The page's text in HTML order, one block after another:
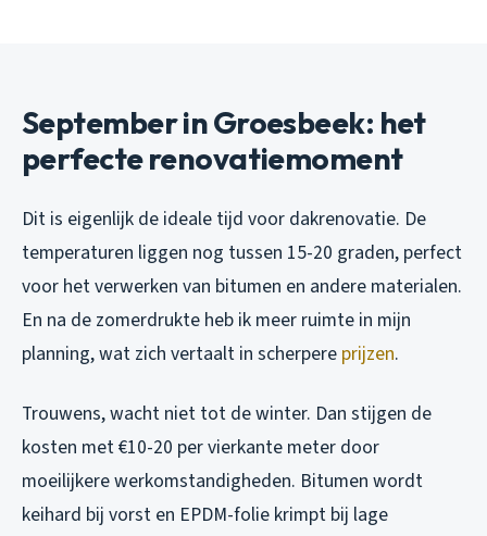
September in Groesbeek: het
perfecte renovatiemoment
Dit is eigenlijk de ideale tijd voor dakrenovatie. De
temperaturen liggen nog tussen 15-20 graden, perfect
voor het verwerken van bitumen en andere materialen.
En na de zomerdrukte heb ik meer ruimte in mijn
planning, wat zich vertaalt in scherpere prijzen.
Trouwens, wacht niet tot de winter. Dan stijgen de
kosten met €10-20 per vierkante meter door
moeilijkere werkomstandigheden. Bitumen wordt
keihard bij vorst en EPDM-folie krimpt bij lage